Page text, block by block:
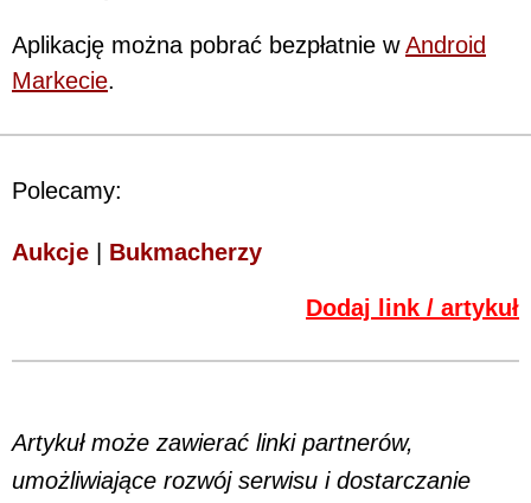
Aplikację można pobrać bezpłatnie wAndroid
Markecie.
Polecamy:
Aukcje | Bukmacherzy
Dodaj link / artykuł
Artykuł może zawierać linki partnerów,
umożliwiające rozwój serwisu i dostarczanie